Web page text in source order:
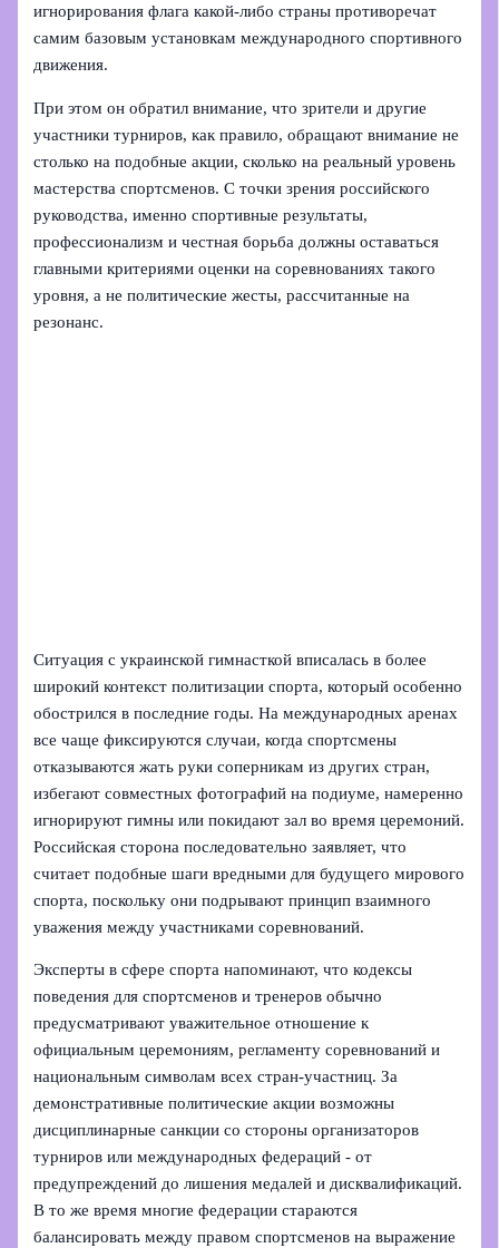
игнорирования флага какой‑либо страны противоречат
самим базовым установкам международного спортивного
движения.
При этом он обратил внимание, что зрители и другие
участники турниров, как правило, обращают внимание не
столько на подобные акции, сколько на реальный уровень
мастерства спортсменов. С точки зрения российского
руководства, именно спортивные результаты,
профессионализм и честная борьба должны оставаться
главными критериями оценки на соревнованиях такого
уровня, а не политические жесты, рассчитанные на
резонанс.
Ситуация с украинской гимнасткой вписалась в более
широкий контекст политизации спорта, который особенно
обострился в последние годы. На международных аренах
все чаще фиксируются случаи, когда спортсмены
отказываются жать руки соперникам из других стран,
избегают совместных фотографий на подиуме, намеренно
игнорируют гимны или покидают зал во время церемоний.
Российская сторона последовательно заявляет, что
считает подобные шаги вредными для будущего мирового
спорта, поскольку они подрывают принцип взаимного
уважения между участниками соревнований.
Эксперты в сфере спорта напоминают, что кодексы
поведения для спортсменов и тренеров обычно
предусматривают уважительное отношение к
официальным церемониям, регламенту соревнований и
национальным символам всех стран‑участниц. За
демонстративные политические акции возможны
дисциплинарные санкции со стороны организаторов
турниров или международных федераций - от
предупреждений до лишения медалей и дисквалификаций.
В то же время многие федерации стараются
балансировать между правом спортсменов на выражение